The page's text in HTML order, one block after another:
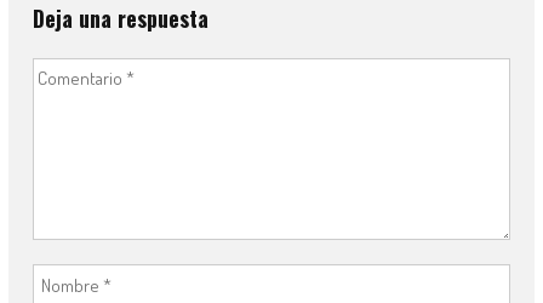
Deja una respuesta